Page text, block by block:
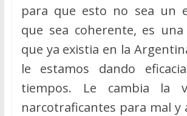
para que esto no sea un
que sea coherente, es
que ya existia en la
le estamos dando
tiempos. Le cambia la
narcotraficantes para mal y